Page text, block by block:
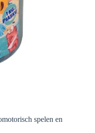
spelen en